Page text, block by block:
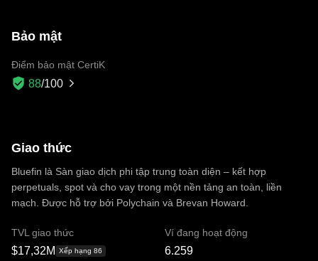
Bảo mật
Điểm bảo mật CertiK
88/100
Giao thức
Bluefin là Sàn giao dịch phi tập trung toàn diện – kết hợp
perpetuals, spot và cho vay trong một nền tảng an toàn, liền
mạch. Được hỗ trợ bởi Polychain và Brevan Howard.
TVL giao thức
$17,32M Xếp hạng 86
Ví đang hoạt động
6.259